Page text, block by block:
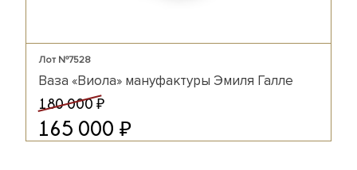
Лот №7528
Ваза «Виола» мануфактуры Эмиля Галле
180 000 ₽
165 000 ₽